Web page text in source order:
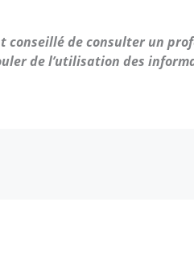
de consulter un
de l’utilisation des